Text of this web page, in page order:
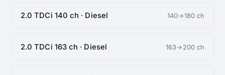
2.0 TDCi 140 ch · Diesel 140→180 ch
2.0 TDCi 163 ch · Diesel 163→200 ch